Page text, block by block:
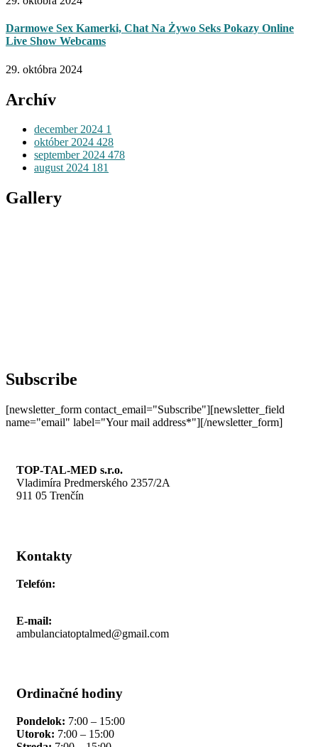
Darmowe Sex Kamerki, Chat Na Żywo Seks Pokazy Online
Live Show Webcams
29. októbra 2024
Archív
december 2024 1
október 2024 428
september 2024 478
august 2024 181
Gallery
Subscribe
[newsletter_form contact_email="Subscribe"][newsletter_field
name="email" label="Your mail address*"][/newsletter_form]
TOP-TAL-MED s.r.o.
Vladimíra Predmerského 2357/2A
911 05 Trenčín
Kontakty
Telefón:
E-mail:
ambulanciatoptalmed@gmail.com
Ordinačné hodiny
Pondelok: 7:00 – 15:00
Utorok: 7:00 – 15:00